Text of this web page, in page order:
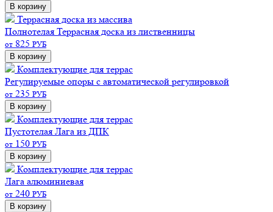
В корзину
Террасная доска из массива
Полнотелая Террасная доска из лиственницы
от 825 РУБ
В корзину
Комплектующие для террас
Регулируемые опоры c автоматической регулировкой
от 235 РУБ
В корзину
Комплектующие для террас
Пустотелая Лага из ДПК
от 150 РУБ
В корзину
Комплектующие для террас
Лага алюминиевая
от 240 РУБ
В корзину